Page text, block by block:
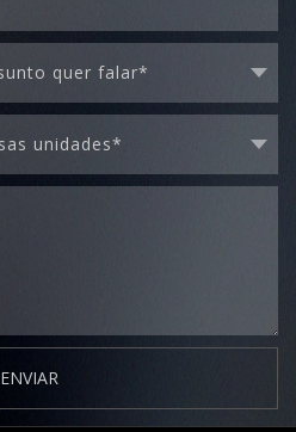
ENVIAR